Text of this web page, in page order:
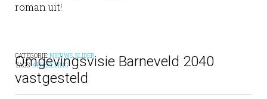
roman uit!
CATEGORIE:NIEUWS,SLIDER
TAGS:AFBEELDING
Omgevingsvisie Barneveld 2040
vastgesteld